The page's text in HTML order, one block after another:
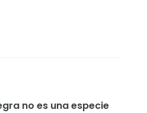
no es una especie